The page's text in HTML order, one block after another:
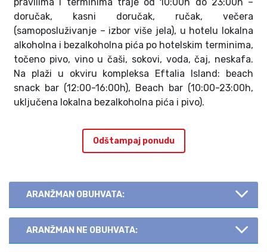
doručak, kasni doručak, ručak, večera
(samoposluživanje – izbor više jela), u hotelu lokalna
alkoholna i bezalkoholna pića po hotelskim terminima,
točeno pivo, vino u čaši, sokovi, voda, čaj, neskafa.
Na plaži u okviru kompleksa Eftalia Island: beach
snack bar (12:00-16:00h), Beach bar (10:00-23:00h,
uključena lokalna bezalkoholna pića i pivo).
Odštampaj ponudu
ARANŽMAN OBUHVATA:
ARANŽMAN NE OBUHVATA: